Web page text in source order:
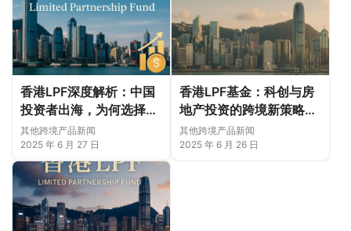
香港LPF深度解析：中国
投资者出海，为何选择香
港而非传统离岸地？
其他跨境产品新闻
2025 年 6 月 27 日
香港LPF基金：科创与房
地产投资的跨境新策略深
度解析
其他跨境产品新闻
2025 年 6 月 26 日